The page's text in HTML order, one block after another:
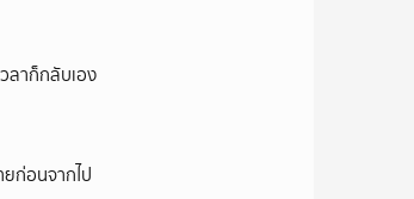
ลาก็กลับเอง
ก่อนจากไป